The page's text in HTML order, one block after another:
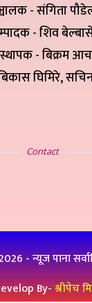
- संगिता
- शिव
- बिक्रम
घिमिरे,
Contact
- न्यूज पाना
By-श्रीपेच